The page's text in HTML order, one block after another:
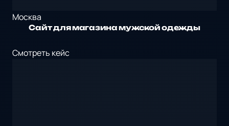
Москва
Сайт для магазина мужской одежды
Смотреть кейс